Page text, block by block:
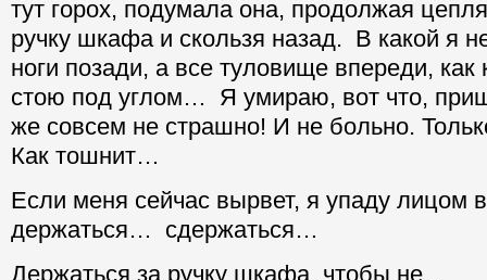
тут горох, подумала она, продолжая
ручку шкафа и скользя назад. В какой я
ноги позади, а все туловище впереди, как
стою под углом… Я умираю, вот что,
же совсем не страшно! И не больно.
Как тошнит…
Если меня сейчас вырвет, я упаду лицом
держаться… сдержаться…
Держаться за ручку шкафа, чтобы не…